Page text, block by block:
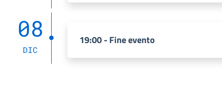
08
DIC
19:00 - Fine evento